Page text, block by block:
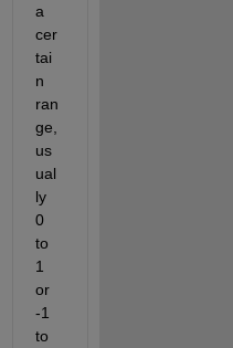
a
cer
tai
n
ran
ge,
us
ual
ly
0
to
1
or
-1
to